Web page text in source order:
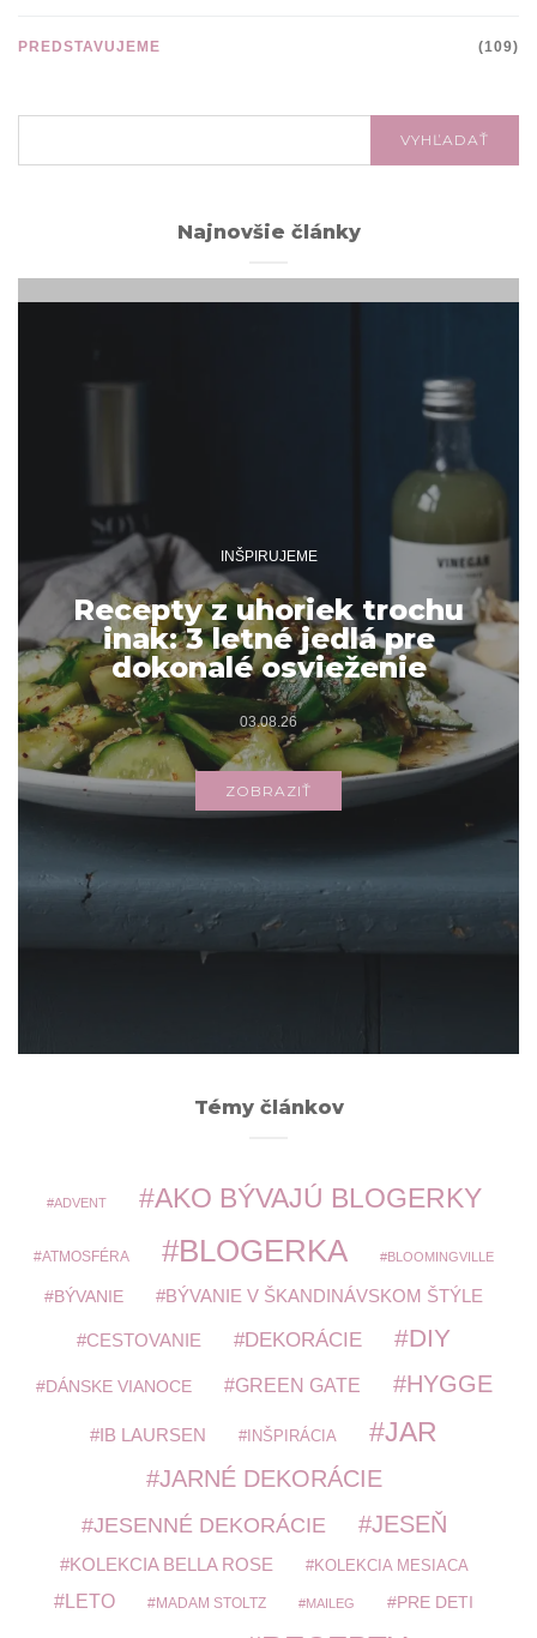
PREDSTAVUJEME (109)
VYHĽADAŤ
Najnovšie články
INŠPIRUJEME
Recepty z uhoriek trochu
inak: 3 letné jedlá pre
dokonalé osvieženie
03.08.26
ZOBRAZIŤ
Archív
Témy článkov
ADVENT AKO BÝVAJÚ BLOGERKY
ATMOSFÉRA BLOGERKA BLOOMINGVILLE
BÝVANIE BÝVANIE V ŠKANDINÁVSKOM ŠTÝLE
CESTOVANIE DEKORÁCIE DIY
DÁNSKE VIANOCE GREEN GATE HYGGE
IB LAURSEN INŠPIRÁCIA JAR
JARNÉ DEKORÁCIE
JESENNÉ DEKORÁCIE JESEŇ
KOLEKCIA BELLA ROSE KOLEKCIA MESIACA
LETO MADAM STOLTZ MAILEG PRE DETI